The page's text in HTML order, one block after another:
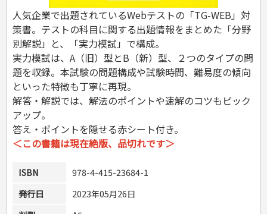
その他資格試験
人気企業で出題されているWebテストの「TG-WEB」対
策書。テストの科目に関する出題情報をまとめた「分野
別解説」と、「実力模試」で構成。
実力模試は、A（旧）型とB（新）型、２つのタイプの問
題を収録。本試験の問題構成や試験時間、難易度の傾向
といった特徴も丁寧に再現。
解答・解説では、解法のポイントや速解のコツもピック
アップ。
答え・ポイントを隠せる赤シート付き。
＜この書籍は現在絶版、品切れです＞
ISBN
978-4-415-23684-1
発行日
2023年05月26日